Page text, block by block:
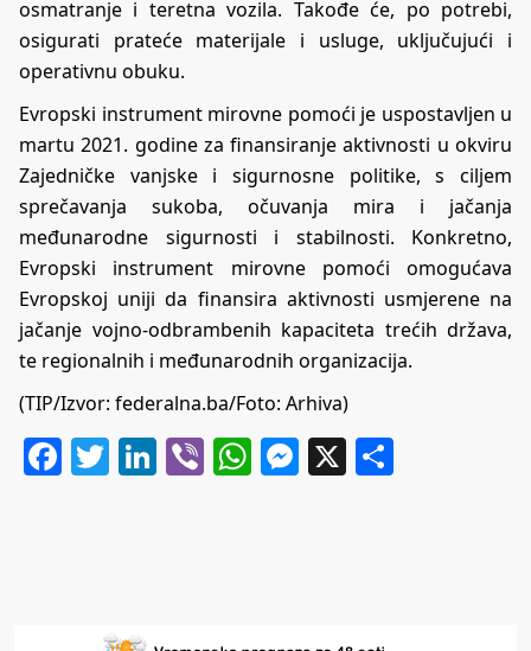
osmatranje i teretna vozila. Takođe će, po potrebi,
osigurati prateće materijale i usluge, uključujući i
operativnu obuku.
Evropski instrument mirovne pomoći je uspostavljen u
martu 2021. godine za finansiranje aktivnosti u okviru
Zajedničke vanjske i sigurnosne politike, s ciljem
sprečavanja sukoba, očuvanja mira i jačanja
međunarodne sigurnosti i stabilnosti. Konkretno,
Evropski instrument mirovne pomoći omogućava
Evropskoj uniji da finansira aktivnosti usmjerene na
jačanje vojno-odbrambenih kapaciteta trećih država,
te regionalnih i međunarodnih organizacija.
(TIP/Izvor: federalna.ba/Foto: Arhiva)
Facebook
Twitter
LinkedIn
ViberWhatsApp
Messenger
X